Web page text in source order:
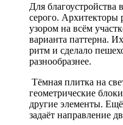
Для благоустройства
серого. Архитекторы
узором на всём
варианта паттерна.
ритм и сделало
разнообразнее.
Тёмная плитка на
геометрические
другие элементы.
задаёт направление